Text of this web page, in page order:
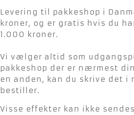
Levering til pakkeshop i
kroner, og er gratis hvis du
1.000 kroner.
Vi vælger altid som
pakkeshop der er nærmest
en anden, kan du skrive det i
bestiller.
Visse effekter kan ikke